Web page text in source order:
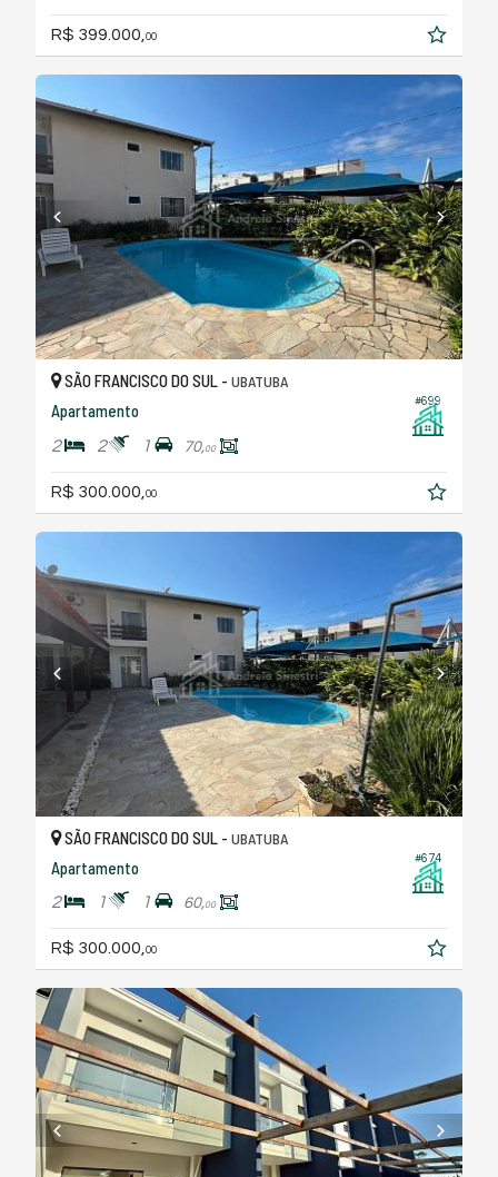
R$ 399.000, 00
#699
SÃO FRANCISCO DO SUL - UBATUBA
Apartamento
2 2 1 70,00
R$ 300.000, 00
#674
SÃO FRANCISCO DO SUL - UBATUBA
Apartamento
2 1 1 60,00
R$ 300.000, 00